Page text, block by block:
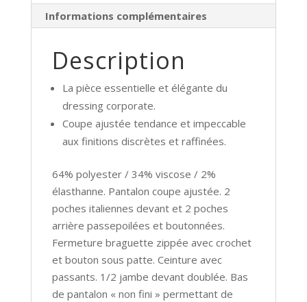
Informations complémentaires
Description
La pièce essentielle et élégante du
dressing corporate.
Coupe ajustée tendance et impeccable
aux finitions discrètes et raffinées.
64% polyester / 34% viscose / 2%
élasthanne. Pantalon coupe ajustée. 2
poches italiennes devant et 2 poches
arrière passepoilées et boutonnées.
Fermeture braguette zippée avec crochet
et bouton sous patte. Ceinture avec
passants. 1/2 jambe devant doublée. Bas
de pantalon « non fini » permettant de